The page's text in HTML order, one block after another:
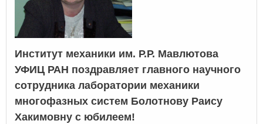
Институт механики им. Р.Р. Мавлютова
УФИЦ РАН поздравляет главного научного
сотрудника лаборатории механики
многофазных систем Болотнову Раису
Хакимовну с юбилеем!